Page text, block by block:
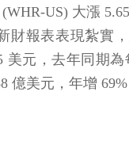
US) 大漲
財報表表現紮實，
美元，去年同期為
億美元，年增 69%